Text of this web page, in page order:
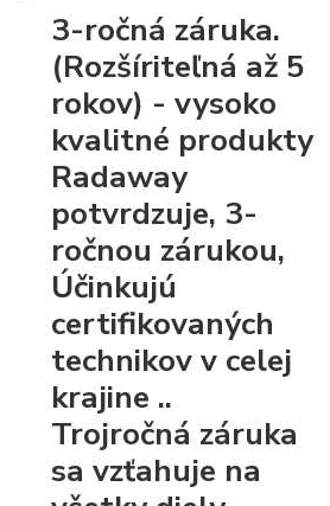
3-ročná záruka.
(Rozšíriteľná až 5
rokov) - vysoko
kvalitné produkty
Radaway
potvrdzuje, 3-
ročnou zárukou,
Účinkujú
certifikovaných
technikov v celej
krajine ..
Trojročná záruka
sa vzťahuje na